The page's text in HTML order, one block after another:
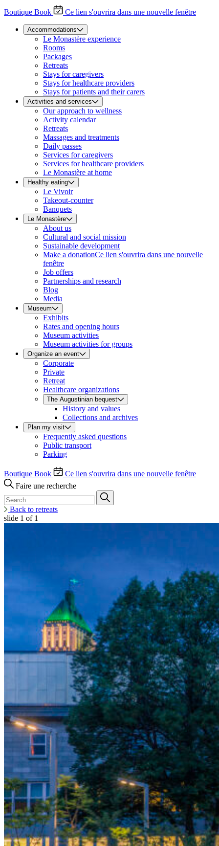
Boutique Book Ce lien s'ouvrira dans une nouvelle fenêtre
Accommodations
Le Monastère experience
Rooms
Packages
Retreats
Stays for caregivers
Stays for healthcare providers
Stays for patients and their carers
Activities and services
Our approach to wellness
Activity calendar
Retreats
Massages and treatments
Daily passes
Services for caregivers
Services for healthcare providers
Le Monastère at home
Healthy eating
Le Vivoir
Takeout-counter
Banquets
Le Monastère
About us
Cultural and social mission
Sustainable development
Make a donationCe lien s'ouvrira dans une nouvelle
fenêtre
Job offers
Partnerships and research
Blog
Media
Museum
Exhibits
Rates and opening hours
Museum activities
Museum activities for groups
Organize an event
Corporate
Private
Retreat
Healthcare organizations
The Augustinian bequest
History and values
Collections and archives
Plan my visit
Frequently asked questions
Public transport
Parking
Boutique Book
Ce lien s'ouvrira dans une nouvelle fenêtre
Faire une recherche
Back to retreats
slide 1 of 1